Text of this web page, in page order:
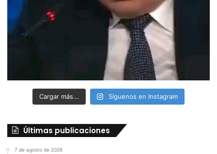
Cargar más... Síguenos en Instagram
Últimas publicaciones
7 de agosto de 2026